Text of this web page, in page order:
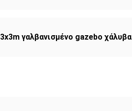
3x3m γαλβανισμένο gazebo χάλυβα